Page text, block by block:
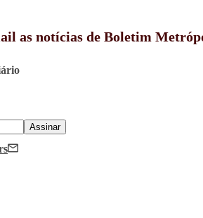
as notícias de Boletim
Assinar